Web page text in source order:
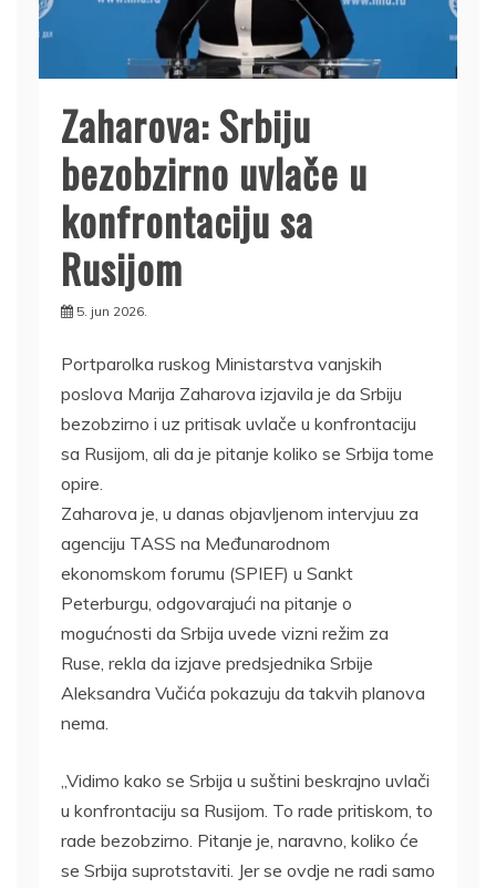
Zaharova: Srbiju
bezobzirno uvlače u
konfrontaciju sa
Rusijom
5. jun 2026.
Portparolka ruskog Ministarstva vanjskih
poslova Marija Zaharova izjavila je da Srbiju
bezobzirno i uz pritisak uvlače u konfrontaciju
sa Rusijom, ali da je pitanje koliko se Srbija tome
opire.
Zaharova je, u danas objavljenom intervjuu za
agenciju TASS na Međunarodnom
ekonomskom forumu (SPIEF) u Sankt
Peterburgu, odgovarajući na pitanje o
mogućnosti da Srbija uvede vizni režim za
Ruse, rekla da izjave predsjednika Srbije
Aleksandra Vučića pokazuju da takvih planova
nema.
„Vidimo kako se Srbija u suštini beskrajno uvlači
u konfrontaciju sa Rusijom. To rade pritiskom, to
rade bezobzirno. Pitanje je, naravno, koliko će
se Srbija suprotstaviti. Jer se ovdje ne radi samo